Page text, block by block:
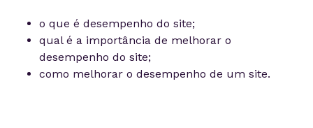
o que é desempenho do site;
qual é a importância de melhorar o
desempenho do site;
como melhorar o desempenho de um site.